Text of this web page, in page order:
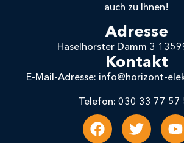
auch zu Ihnen!
Adresse
Haselhorster Damm 3
Kontakt
E-Mail-Adresse: info@horizont-
Telefon: 030 33 77 57